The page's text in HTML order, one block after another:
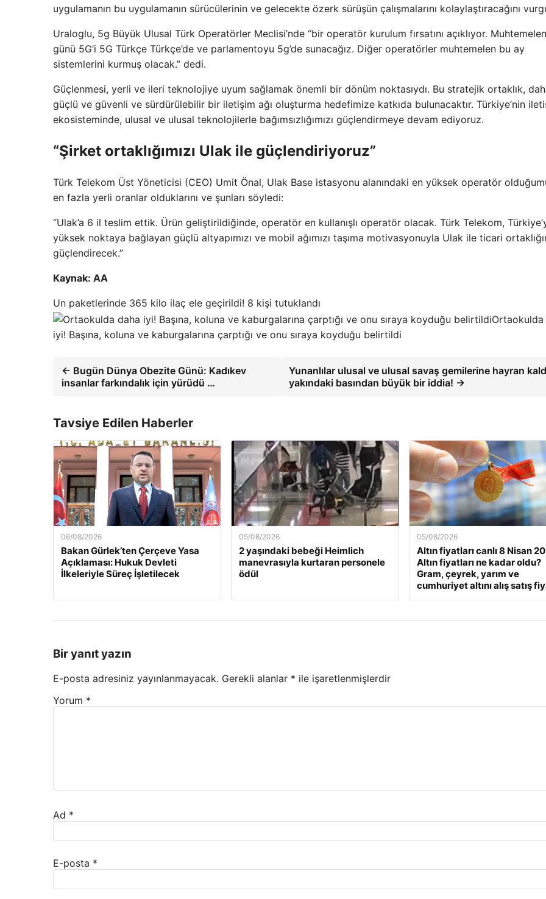
uygulamanın bu uygulamanın sürücülerinin ve gelecekte özerk sürüşün çalışmalarını kolaylaştıracağını
Uraloglu, 5g Büyük Ulusal Türk Operatörler Meclisi’nde “bir operatör kurulum fırsatını açıklıyor.
günü 5G’i 5G Türkçe Türkçe’de ve parlamentoyu 5g’de sunacağız. Diğer operatörler muhtemelen bu ay
sistemlerini kurmuş olacak.” dedi.
Güçlenmesi, yerli ve ileri teknolojiye uyum sağlamak önemli bir dönüm noktasıydı. Bu stratejik ortaklık,
güçlü ve güvenli ve sürdürülebilir bir iletişim ağı oluşturma hedefimize katkıda bulunacaktır. Türkiye’nin
ekosisteminde, ulusal ve ulusal teknolojilerle bağımsızlığımızı güçlendirmeye devam ediyoruz.
“Şirket ortaklığımızı Ulak ile güçlendiriyoruz”
Türk Telekom Üst Yöneticisi (CEO) Umit Önal, Ulak Base istasyonu alanındaki en yüksek operatör
en fazla yerli oranlar olduklarını ve şunları söyledi:
“Ulak’a 6 il teslim ettik. Ürün geliştirildiğinde, operatör en kullanışlı operatör olacak. Türk Telekom,
yüksek noktaya bağlayan güçlü altyapımızı ve mobil ağımızı taşıma motivasyonuyla Ulak ile ticari
güçlendirecek.”
Kaynak: AA
Un paketlerinde 365 kilo ilaç ele geçirildi! 8 kişi tutuklandı
Ortaokulda
iyi! Başına, koluna ve kaburgalarına çarptığı ve onu sıraya koyduğu belirtildi
← Bugün Dünya Obezite Günü: Kadıkev
insanlar farkındalık için yürüdü …
Yunanlılar ulusal ve ulusal savaş gemilerine hayran
yakındaki basından büyük bir iddia! →
Tavsiye Edilen Haberler
06/08/2026
Bakan Gürlek’ten Çerçeve Yasa
Açıklaması: Hukuk Devleti
İlkeleriyle Süreç İşletilecek
05/08/2026
2 yaşındaki bebeği Heimlich
manevrasıyla kurtaran personele
ödül
05/08/2026
Altın fiyatları canlı 8 Nisan
Altın fiyatları ne kadar oldu?
Gram, çeyrek, yarım ve
cumhuriyet altını alış satış
Bir yanıt yazın
E-posta adresiniz yayınlanmayacak. Gerekli alanlar * ile işaretlenmişlerdir
Yorum *
Ad *
E-posta *